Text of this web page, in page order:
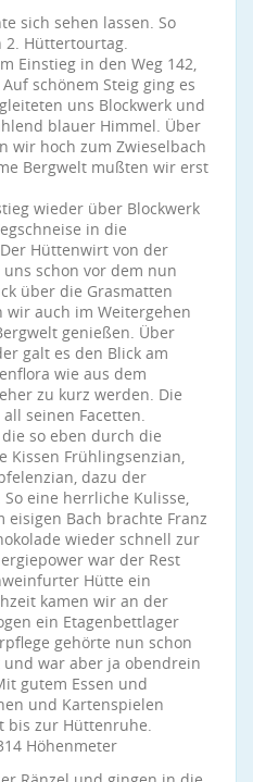
sich sehen lassen. So
2. Hüttertourtag.
Einstieg in den Weg 142,
schönem Steig ging es
uns Blockwerk und
blauer Himmel. Über
wir hoch zum Zwieselbach
Bergwelt mußten wir erst
wieder über Blockwerk
in die
Hüttenwirt von der
schon vor dem nun
über die Grasmatten
auch im Weitergehen
genießen. Über
galt es den Blick am
wie aus dem
zu kurz werden. Die
seinen Facetten.
so eben durch die
Kissen Frühlingsenzian,
dazu der
eine herrliche Kulisse,
eisigen Bach brachte Franz
wieder schnell zur
war der Rest
Hütte ein
kamen wir an der
ein Etagenbettlager
gehörte nun schon
war aber ja obendrein
gutem Essen und
und Kartenspielen
bis zur Hüttenruhe.
Höhenmeter